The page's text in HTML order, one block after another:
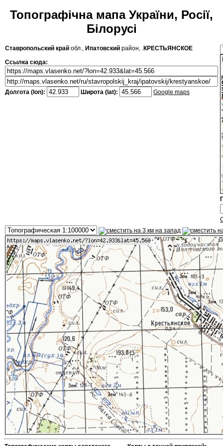
Топографічна мапа України, Росії,
Білорусі
Ставропольский край обл., Ипатовский район, .КРЕСТЬЯНСКОЕ
Ссылка сюда:
Долгота (lon): Широта (lat): Google maps